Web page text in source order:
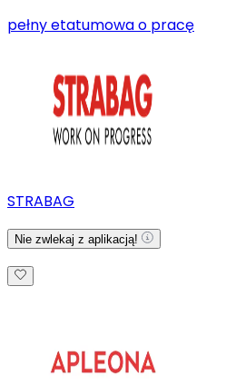
pełny etatumowa o pracę
STRABAG
Nie zwlekaj z aplikacją!